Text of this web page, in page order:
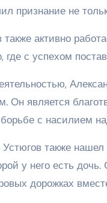
признание не
активно
с успехом
Он является
с насилием
также
у него есть
дорожках